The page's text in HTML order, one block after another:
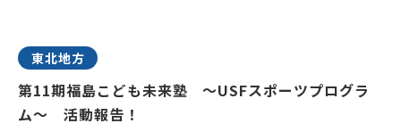
東北地方
第11期福島こども未来塾 ～USFスポーツプログラ
ム～ 活動報告！